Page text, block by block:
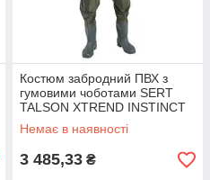
Костюм забродний ПВХ з
гумовими чоботами SERT
TALSON XTREND INSTINCT
(42/43) - SETBH2025-42/43
Немає в наявності
3 485,33 ₴